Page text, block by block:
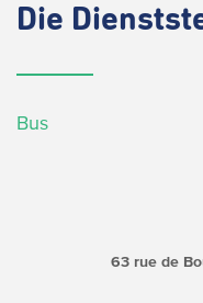
Die
Bus
63 rue de